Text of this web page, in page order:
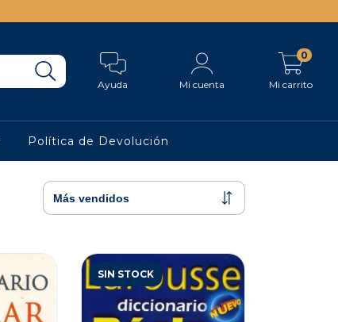
Ayuda Mi cuenta Mi carrito
0
Política de Devolución
SIN STOCK